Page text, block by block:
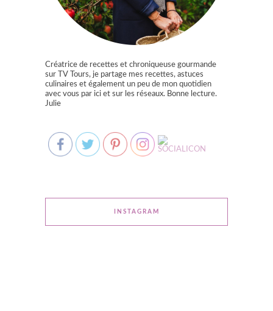
Créatrice de recettes et chroniqueuse gourmande
sur TV Tours, je partage mes recettes, astuces
culinaires et également un peu de mon quotidien
avec vous par ici et sur les réseaux. Bonne lecture.
Julie
INSTAGRAM